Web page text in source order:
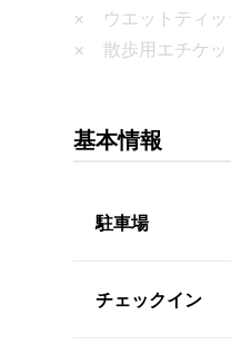
× ウエットティ
× 散歩用エチケ
基本情報
駐車場
チェックイン